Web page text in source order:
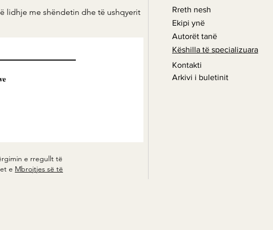
lidhje me shëndetin dhe të ushqyerit
e rregullt të
e Mbrojtjes së të
Rreth nesh
Ekipi ynë
Autorët tanë
Këshilla të specializuara
Kontakti
Arkivi i buletinit